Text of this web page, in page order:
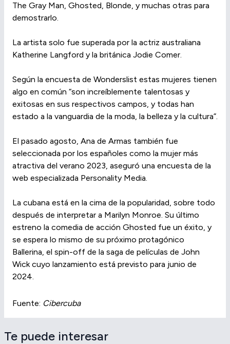
The Gray Man, Ghosted, Blonde, y muchas otras para
demostrarlo.
La artista solo fue superada por la actriz australiana
Katherine Langford y la británica Jodie Comer.
Según la encuesta de Wonderslist estas mujeres tienen
algo en común “son increíblemente talentosas y
exitosas en sus respectivos campos, y todas han
estado a la vanguardia de la moda, la belleza y la cultura”.
El pasado agosto, Ana de Armas también fue
seleccionada por los españoles como la mujer más
atractiva del verano 2023, aseguró una encuesta de la
web especializada Personality Media.
La cubana está en la cima de la popularidad, sobre todo
después de interpretar a Marilyn Monroe. Su último
estreno la comedia de acción Ghosted fue un éxito, y
se espera lo mismo de su próximo protagónico
Ballerina, el spin-off de la saga de películas de John
Wick cuyo lanzamiento está previsto para junio de
2024.
Fuente: Cibercuba
Te puede interesar